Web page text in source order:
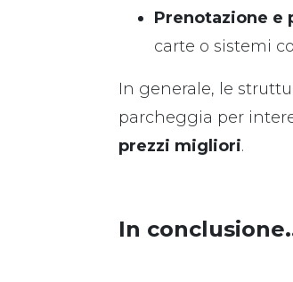
Prenotazione e
carte o sistemi
In generale, le
parcheggia per
prezzi migliori.
In